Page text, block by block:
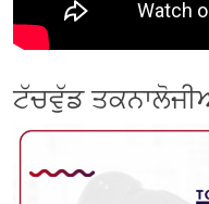
ਟੱਚਵੁੱਡ